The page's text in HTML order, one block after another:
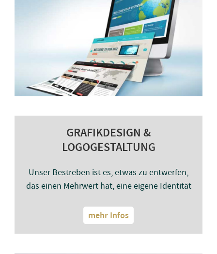
GRAFIKDESIGN &
LOGOGESTALTUNG
Unser Bestreben ist es, etwas zu entwerfen,
das einen Mehrwert hat, eine eigene Identität
mehr Infos